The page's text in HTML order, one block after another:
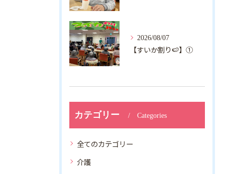
カテゴリー Categories
全てのカテゴリー
介護
2026/08/07
【すいか割り🍉】①